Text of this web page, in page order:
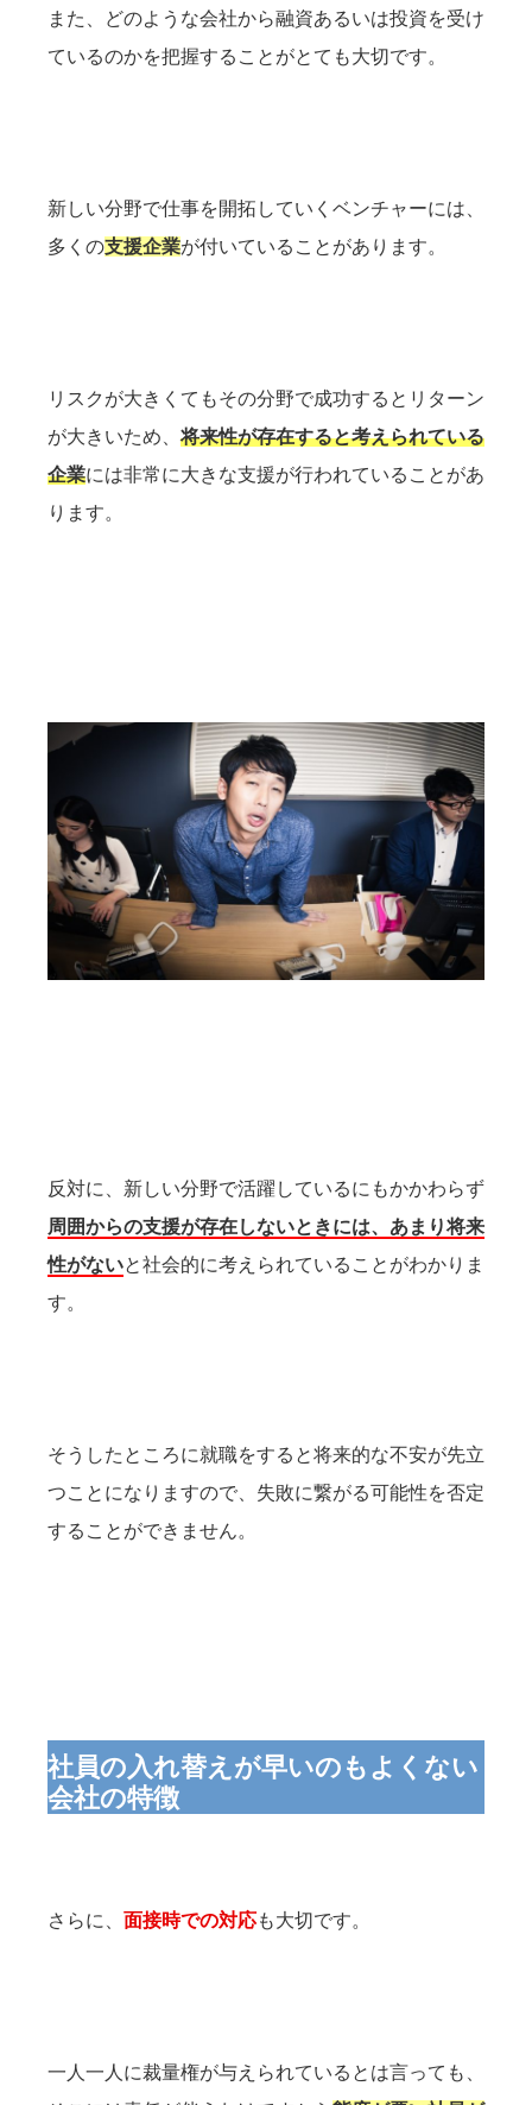
また、どのような会社から融資あるいは投資を受け
ているのかを把握することがとても大切です。
新しい分野で仕事を開拓していくベンチャーには、
多くの支援企業が付いていることがあります。
リスクが大きくてもその分野で成功するとリターン
が大きいため、将来性が存在すると考えられている
企業には非常に大きな支援が行われていることがあ
ります。
反対に、新しい分野で活躍しているにもかかわらず
周囲からの支援が存在しないときには、あまり将来
性がないと社会的に考えられていることがわかりま
す。
そうしたところに就職をすると将来的な不安が先立
つことになりますので、失敗に繋がる可能性を否定
することができません。
社員の入れ替えが早いのもよくない
会社の特徴
さらに、 面接時での対応も大切です。
一人一人に裁量権が与えられているとは言っても、